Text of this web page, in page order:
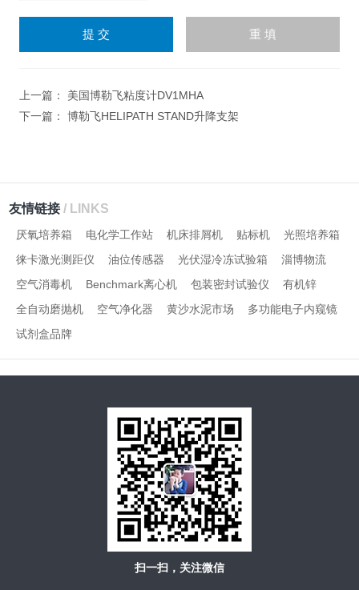
上一篇： 美国博勒飞粘度计DV1MHA
下一篇： 博勒飞HELIPATH STAND升降支架
友情链接/ LINKS
厌氧培养箱 电化学工作站 机床排屑机 贴标机
光照培养箱
徕卡激光测距仪
油位传感器 光伏湿冷冻试验箱
淄博物流
空气消毒机
Benchmark离心机 包装密封试验仪
有机锌
全自动磨抛机
空气净化器 黄沙水泥市场
多功能电子内窥镜
试剂盒品牌
扫一扫，关注微信